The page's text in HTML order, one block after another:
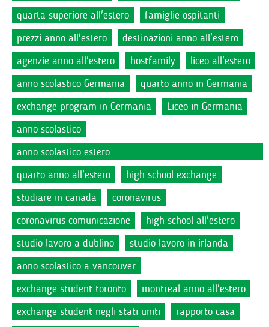
quarta superiore all'estero
famiglie ospitanti
prezzi anno all'estero
destinazioni anno all'estero
agenzie anno all'estero
hostfamily
liceo all'estero
anno scolastico Germania
quarto anno in Germania
exchange program in Germania
Liceo in Germania
anno scolastico
anno scolastico estero
quarto anno all'estero
high school exchange
studiare in canada
coronavirus
coronavirus comunicazione
high school all'estero
studio lavoro a dublino
studio lavoro in irlanda
anno scolastico a vancouver
exchange student toronto
montreal anno all'estero
exchange student negli stati uniti
rapporto casa